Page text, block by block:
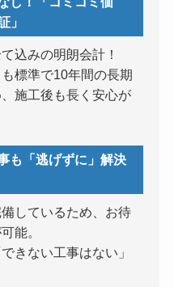
」
込みの明朗会計！
標準で10年間の長期
施工後も長く安心が
も「逃げずに」解決
しているため、お待
能。
きない工事はない」